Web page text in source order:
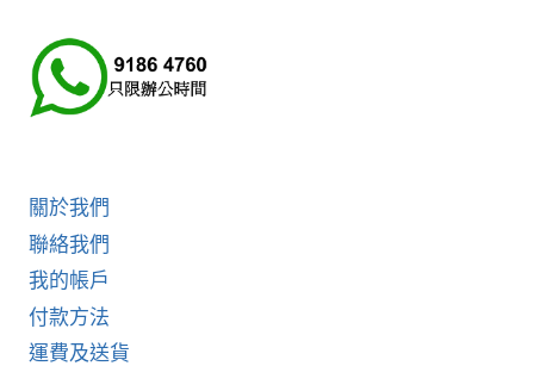
關於我們
聯絡我們
我的帳戶
付款方法
運費及送貨